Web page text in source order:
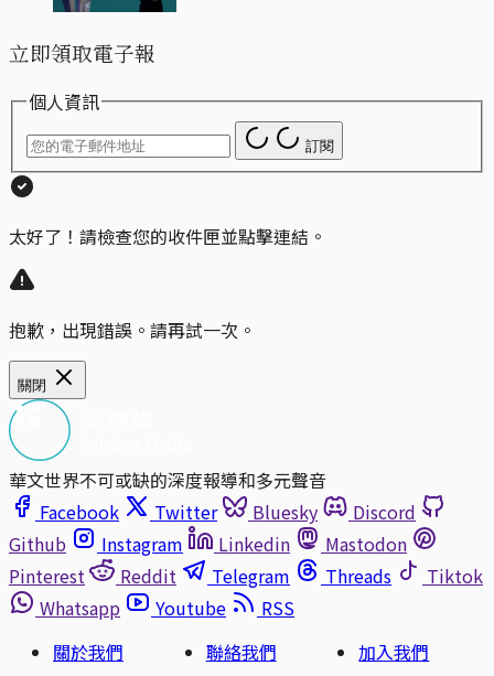
立即領取電子報
個人資訊
訂閱
太好了！請檢查您的收件匣並點擊連結。
抱歉，出現錯誤。請再試一次。
關閉
華文世界不可或缺的深度報導和多元聲音
Facebook
Twitter Bluesky
Discord
Github
Instagram Linkedin
Mastodon
Pinterest
Reddit Telegram Threads
Tiktok
Whatsapp
Youtube
RSS
關於我們
聯絡我們
加入我們